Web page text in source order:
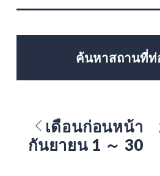
ค้นหาสถานที่ท่
เดือนก่อนหน้า
กันยายน 1 ～ 30